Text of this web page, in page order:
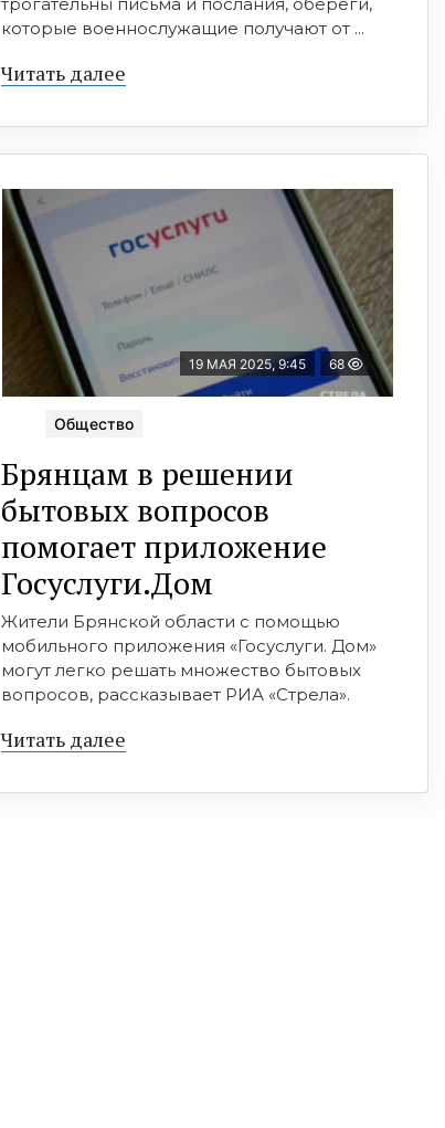
которые военнослужащие получают от ...
Читать далее
19 МАЯ 2025, 9:45 68
Общество
Брянцам в решении
бытовых вопросов
помогает приложение
Госуслуги.Дом
Жители Брянской области с помощью
мобильного приложения «Госуслуги. Дом»
могут легко решать множество бытовых
вопросов, рассказывает РИА «Стрела».
Читать далее